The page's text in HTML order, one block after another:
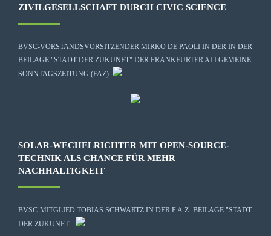
ZIVILGESELLSCHAFT DURCH CIVIC SCIENCE
BVSC-VORSTANDSVORSITZENDER MIRKO DE PAOLI IN DER IN DER
BEILAGE "STADT DER ZUKUNFT" DER FRANKFURTER ALLGEMEINE
SONNTAGSZEITUNG (FAZ):
SOLAR-WECHELRICHTER MIT OPEN-SOURCE-
TECHNIK ALS CHANCE FÜR MEHR
NACHHALTIGKEIT
BVSC-MITGLIED TOBIAS SCHWARTZ IN DER F.A.Z.-BEILAGE "STADT
DER ZUKUNFT":